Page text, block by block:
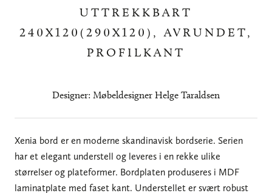
UTTREKKBART
240X120(290X120), AVRUNDET,
PROFILKANT
Designer: Møbeldesigner Helge Taraldsen
Xenia bord er en moderne skandinavisk bordserie. Serien
har et elegant understell og leveres i en rekke ulike
størrelser og plateformer. Bordplaten produseres i MDF
laminatplate med faset kant. Understellet er svært robust